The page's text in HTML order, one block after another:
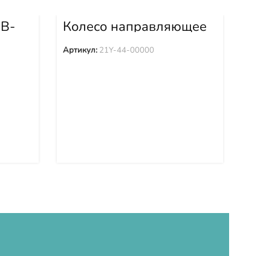
Колесо направляющее
в сборе 21Y-44-00000
Артикул: 21Y-44-00000